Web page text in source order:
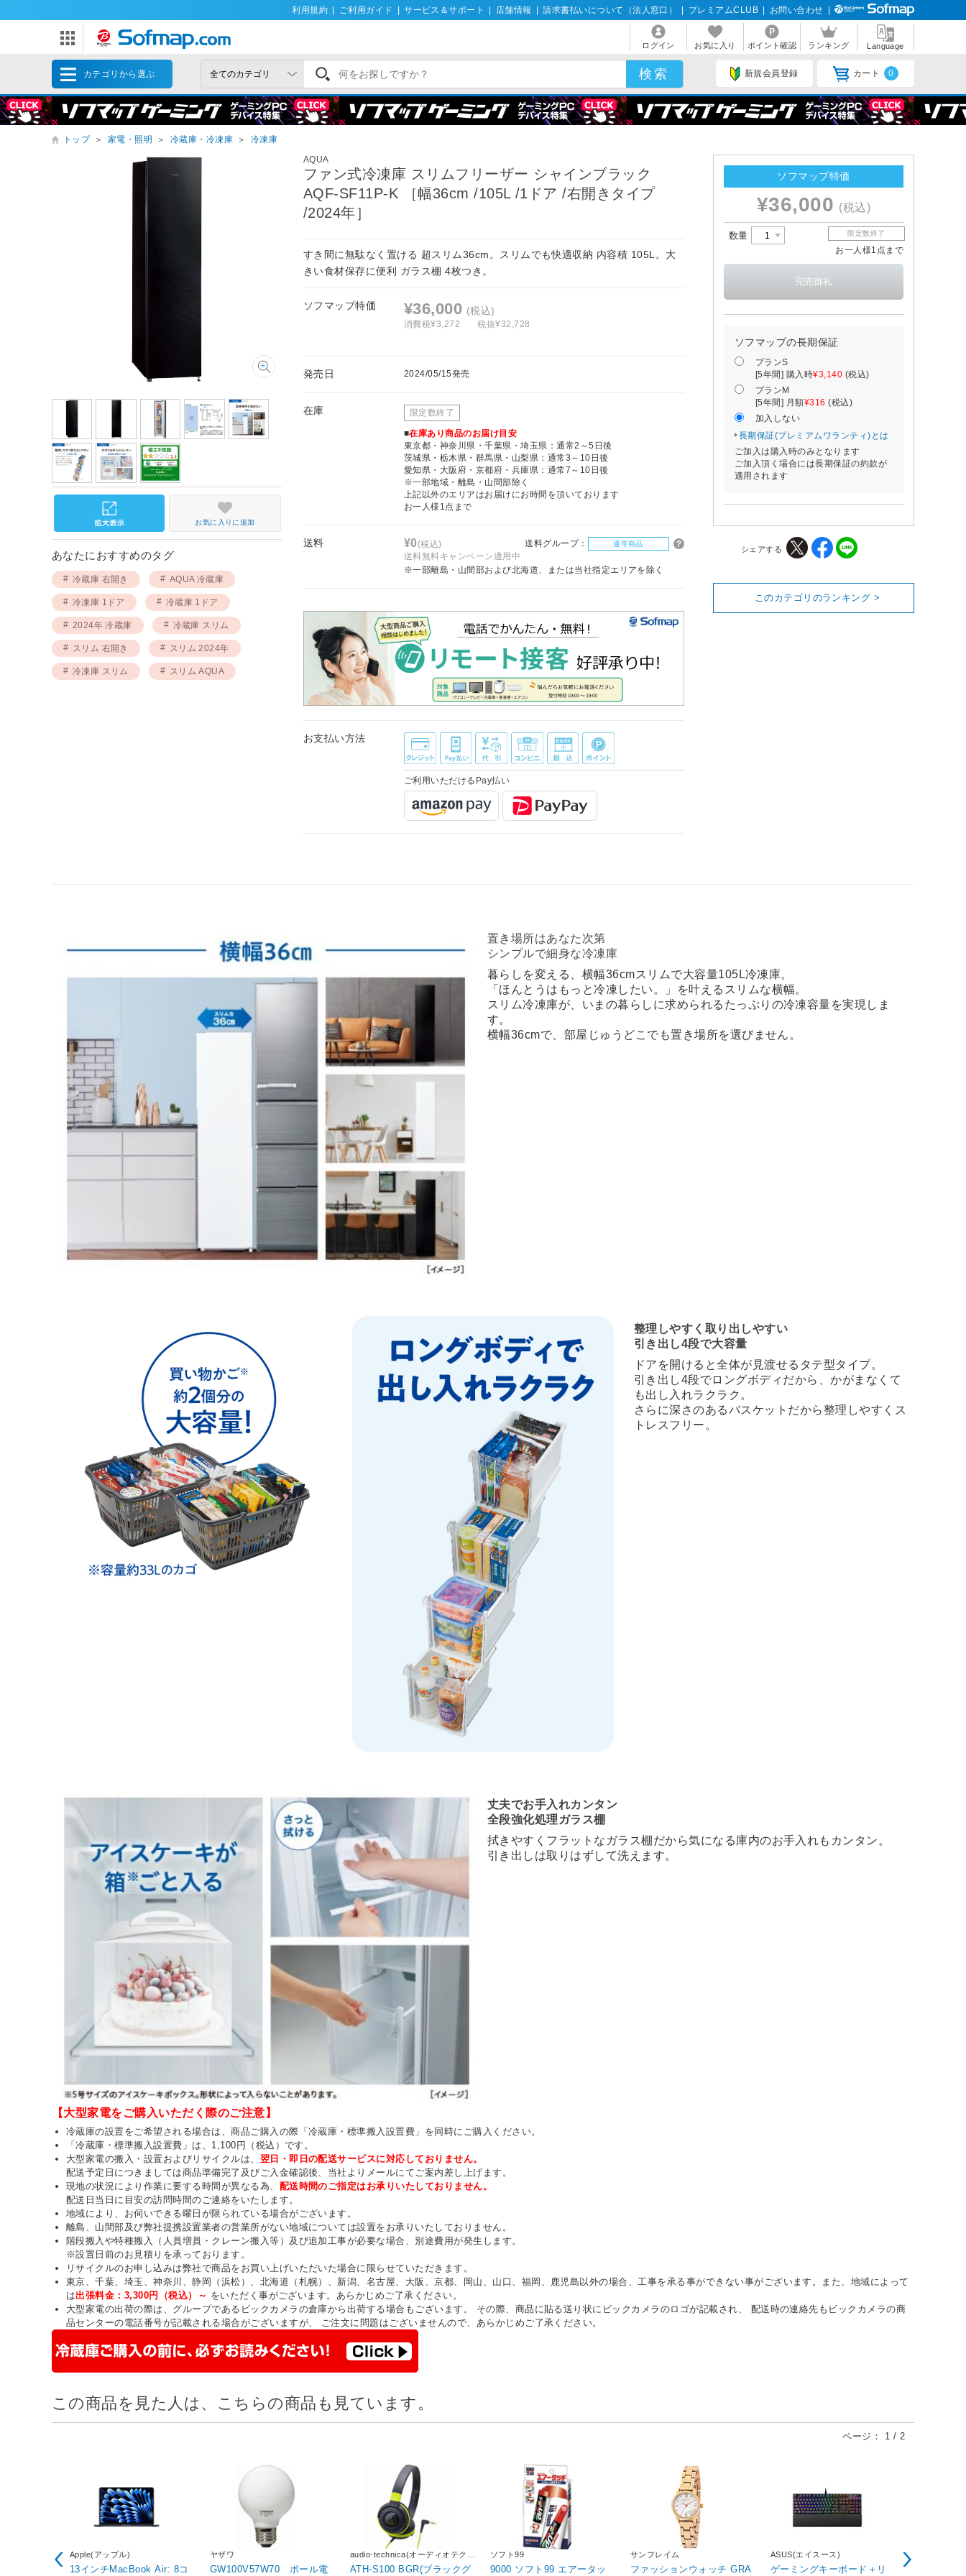
利用規約 ご利用ガイド サービス＆サポート 店舗情報 請求書払いについて（法人窓口） プレミアムCLUB お問い合わせ
ログイン お気に入り ポイント確認 ランキング Language
カテゴリから選ぶ 新規会員登録 カート 0
トップ ＞ 家電・照明 ＞ 冷蔵庫・冷凍庫 ＞
冷凍庫
AQUA
ファン式冷凍庫 スリムフリーザー シャインブラック
AQF-SF11P-K ［幅36cm /105L /1ドア /右開きタイプ
/2024年］
すき間に無駄なく置ける 超スリム36cm。スリムでも快適収納 内容積 105L。大
きい食材保存に便利 ガラス棚 4枚つき。
ソフマップ特価 ¥36,000 (税込)
消費税¥3,272 税抜¥32,728
発売日 2024/05/15発売
在庫 限定数終了
■在庫あり商品のお届け目安
東京都・神奈川県・千葉県・埼玉県：通常2～5日後
茨城県・栃木県・群馬県・山梨県：通常3～10日後
愛知県・大阪府・京都府・兵庫県：通常7～10日後
※一部地域・離島・山間部除く
上記以外のエリアはお届けにお時間を頂いております
お一人様1点まで
送料 ¥0(税込) 送料グループ： 通常商品
送料無料キャンペーン適用中
※一部離島・山間部および北海道、または当社指定エリアを除く
お支払い方法
ご利用いただけるPay払い
お気に入りに追加
あなたにおすすめのタグ
冷蔵庫 右開き AQUA 冷蔵庫
冷凍庫 1ドア 冷蔵庫 1ドア
2024年 冷蔵庫 冷蔵庫 スリム
スリム 右開き スリム 2024年
冷凍庫 スリム スリム AQUA
ソフマップ特価
¥36,000 (税込)
数量 限定数終了
お一人様1点まで
ソフマップの長期保証
プランS
[5年間] 購入時¥3,140 (税込)
プランM
[5年間] 月額¥316 (税込)
加入しない
長期保証(プレミアムワランティ)とは
ご加入は購入時のみとなります
ご加入頂く場合には長期保証の約款が
適用されます
シェアする
このカテゴリのランキング >
置き場所はあなた次第
シンプルで細身な冷凍庫
暮らしを変える、横幅36cmスリムで大容量105L冷凍庫。
「ほんとうはもっと冷凍したい。」を叶えるスリムな横幅。
スリム冷凍庫が、いまの暮らしに求められるたっぷりの冷凍容量を実現しま
す。
横幅36cmで、部屋じゅうどこでも置き場所を選びません。
整理しやすく取り出しやすい
引き出し4段で大容量
ドアを開けると全体が見渡せるタテ型タイプ。
引き出し4段でロングボディだから、かがまなくて
も出し入れラクラク。
さらに深さのあるバスケットだから整理しやすくス
トレスフリー。
丈夫でお手入れカンタン
全段強化処理ガラス棚
拭きやすくフラットなガラス棚だから気になる庫内のお手入れもカンタン。
引き出しは取りはずして洗えます。
【大型家電をご購入いただく際のご注意】
冷蔵庫の設置をご希望される場合は、商品ご購入の際「冷蔵庫・標準搬入設置費」を同時にご購入ください。
「冷蔵庫・標準搬入設置費」は、1,100円（税込）です。
大型家電の搬入・設置およびリサイクルは、 翌日・即日の配送サービスに対応しておりません。
配送予定日につきましては商品準備完了及びご入金確認後、当社よりメールにてご案内差し上げます。
現地の状況により作業に要する時間が異なる為、 配送時間のご指定はお承りいたしておりません。
配送日当日に目安の訪問時間のご連絡をいたします。
地域により、お伺いできる曜日が限られている場合がございます。
離島、山間部及び弊社提携設置業者の営業所がない地域については設置をお承りいたしておりません。
階段搬入や特種搬入（人員増員・クレーン搬入等）及び追加工事が必要な場合、別途費用が発生します。
※設置日前のお見積りを承っております。
リサイクルのお申し込みは弊社で商品をお買い上げいただいた場合に限らせていただきます。
東京、千葉、埼玉、神奈川、静岡（浜松）、北海道（札幌）、新潟、名古屋、大阪、京都、岡山、山口、福岡、鹿児島以外の場合、工事を承る事ができない事がございます。また、地域によって
は出張料金：3,300円（税込）～ をいただく事がございます。あらかじめご了承ください。
大型家電の出荷の際は、グループであるビックカメラの倉庫から出荷する場合もございます。 その際、商品に貼る送り状にビックカメラのロゴが記載され、 配送時の連絡先もビックカメラの商
品センターの電話番号が記載される場合がございますが、 ご注文に問題はございませんので、あらかじめご了承ください。
この商品を見た人は、こちらの商品も見ています。
ページ： 1 / 2
Apple(アップル)
13インチMacBook Air: 8コ
ヤザワ
GW100V57W70 ボール電
audio-technica(オーディオテクニ
カ)
ATH-S100 BGR(ブラックグ
ソフト99
9000 ソフト99 エアータッ
サンフレイム
ファッションウォッチ GRA
ASUS(エイスース)
ゲーミングキーボード＋リ